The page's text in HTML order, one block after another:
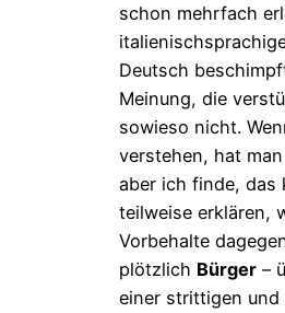
schon mehrfach
Deutsch
Meinung, die
sowieso nicht.
verstehen, hat
aber ich finde, das
teilweise erklären,
Vorbehalte
plötzlich Bürger–
einer strittigen und